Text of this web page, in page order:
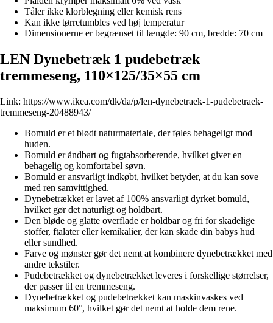
Tåler ikke klorblegning eller kemisk rens
Kan ikke tørretumbles ved høj temperatur
Dimensionerne er begrænset til længde: 90 cm, bredde: 70 cm
LEN Dynebetræk 1 pudebetræk
tremmeseng, 110×125/35×55 cm
Link: https://www.ikea.com/dk/da/p/len-dynebetraek-1-pudebetraek-
tremmeseng-20488943/
Bomuld er et blødt naturmateriale, der føles behageligt mod
huden.
Bomuld er åndbart og fugtabsorberende, hvilket giver en
behagelig og komfortabel søvn.
Bomuld er ansvarligt indkøbt, hvilket betyder, at du kan sove
med ren samvittighed.
Dynebetrækket er lavet af 100% ansvarligt dyrket bomuld,
hvilket gør det naturligt og holdbart.
Den bløde og glatte overflade er holdbar og fri for skadelige
stoffer, ftalater eller kemikalier, der kan skade din babys hud
eller sundhed.
Farve og mønster gør det nemt at kombinere dynebetrækket med
andre tekstiler.
Pudebetrækket og dynebetrækket leveres i forskellige størrelser,
der passer til en tremmeseng.
Dynebetrækket og pudebetrækket kan maskinvaskes ved
maksimum 60°, hvilket gør det nemt at holde dem rene.